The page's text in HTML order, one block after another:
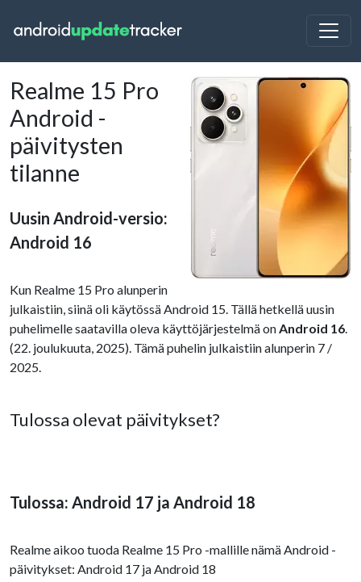
Realme 15 Pro
Android -
päivitysten
tilanne
Uusin Android-versio:
Android 16
Kun Realme 15 Pro alunperin
julkaistiin, siinä oli käytössä Android 15. Tällä hetkellä uusin
puhelimelle saatavilla oleva käyttöjärjestelmä onAndroid 16.
(22. joulukuuta, 2025). Tämä puhelin julkaistiin alunperin 7 /
2025.
Tulossa olevat päivitykset?
Tulossa: Android 17 ja Android 18
Realme aikoo tuoda Realme 15 Pro -mallille nämä Android -
päivitykset: Android 17 ja Android 18